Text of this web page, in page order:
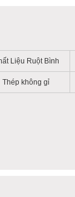
Liệu Ruột Bình
Thép không gỉ